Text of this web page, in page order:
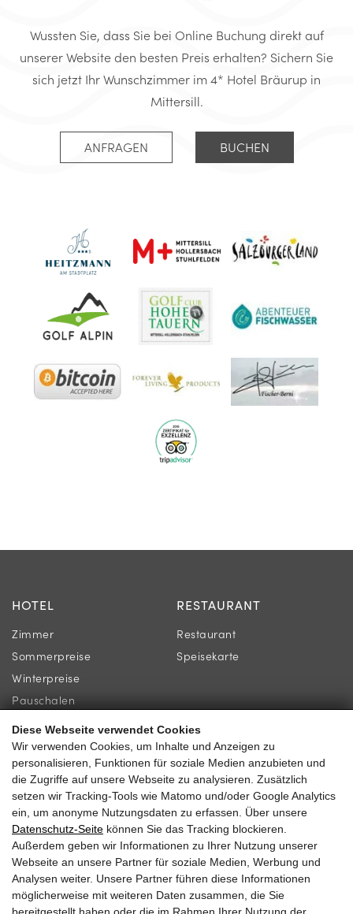
Diese Webseite verwendet Cookies
Wir verwenden Cookies, um Inhalte und Anzeigen zu
personalisieren, Funktionen für soziale Medien anzubieten und
die Zugriffe auf unsere Webseite zu analysieren. Zusätzlich
setzen wir Tracking-Tools wie Matomo und/oder Google Analytics
ein, um anonyme Nutzungsdaten zu erfassen. Über unsere
Datenschutz-Seite können Sie das Tracking blockieren.
Außerdem geben wir Informationen zu Ihrer Nutzung unserer
Webseite an unsere Partner für soziale Medien, Werbung und
Analysen weiter. Unsere Partner führen diese Informationen
möglicherweise mit weiteren Daten zusammen, die Sie
Wussten Sie, dass Sie bei Online Buchung direkt auf
unserer Website den besten Preis erhalten? Sichern Sie
sich jetzt Ihr Wunschzimmer im 4* Hotel Bräurup in
Mittersill.
ANFRAGEN BUCHEN
HOTEL
Zimmer
Sommerpreise
Winterpreise
Pauschalen
RESTAURANT
Restaurant
Speisekarte
INFORMATION
Jobs
Newsletter
Online-Shop & Gutschein
KONTAKT
Familie Gassner
Kirchgasse 9
5730 Mittersill
+43 6562 62 160